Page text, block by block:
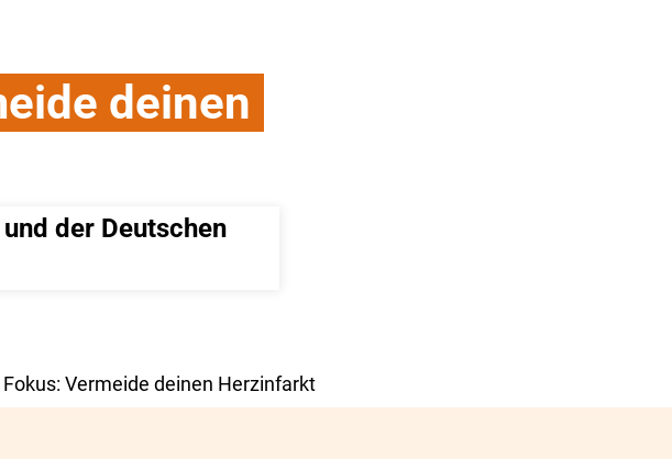
deinen
der Deutschen
Vermeide deinen Herzinfarkt